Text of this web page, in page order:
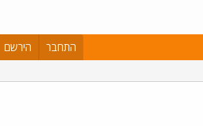
התחבר הירשם